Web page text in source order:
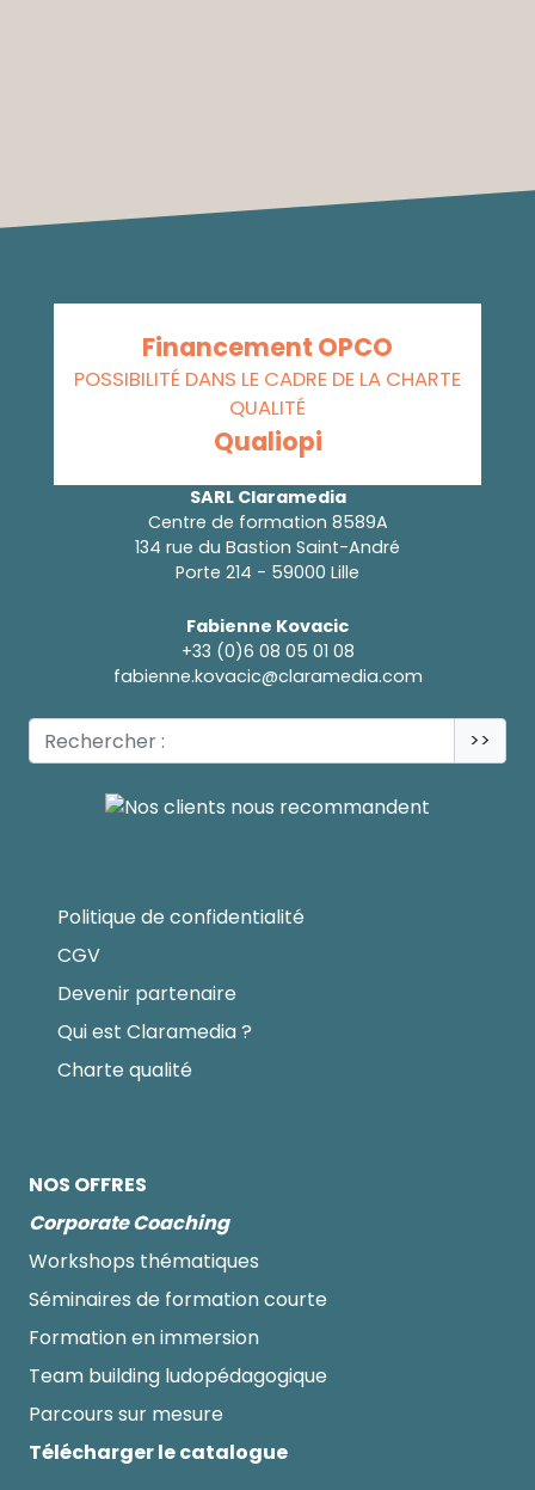
Financement OPCO
POSSIBILITÉ DANS LE CADRE DE LA CHARTE
QUALITÉ
Qualiopi
SARL Claramedia
Centre de formation 8589A
134 rue du Bastion Saint-André
Porte 214 - 59000 Lille
Fabienne Kovacic
+33 (0)6 08 05 01 08
fabienne.kovacic@claramedia.com
>>
Politique de confidentialité
CGV
Devenir partenaire
Qui est Claramedia ?
Charte qualité
NOS OFFRES
Corporate Coaching
Workshops thématiques
Séminaires de formation courte
Formation en immersion
Team building ludopédagogique
Parcours sur mesure
Télécharger le catalogue